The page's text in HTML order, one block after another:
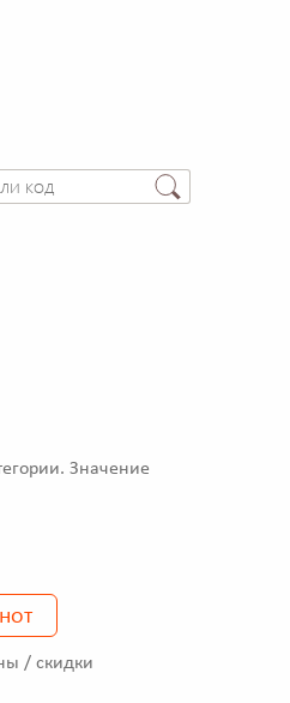
Значение
/ скидки